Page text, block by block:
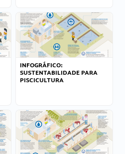
INFOGRÁFICO:
SUSTENTABILIDADE PARA
PISCICULTURA